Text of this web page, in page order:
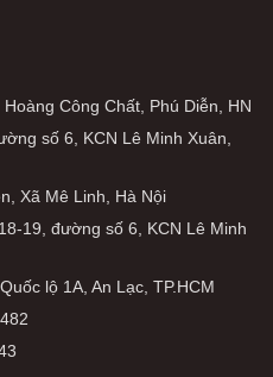
Công Chất, Phú Diễn, HN
số 6, KCN Lê Minh Xuân,
Xã Mê Linh, Hà Nội
19, đường số 6, KCN Lê Minh
lộ 1A, An Lạc, TP.HCM